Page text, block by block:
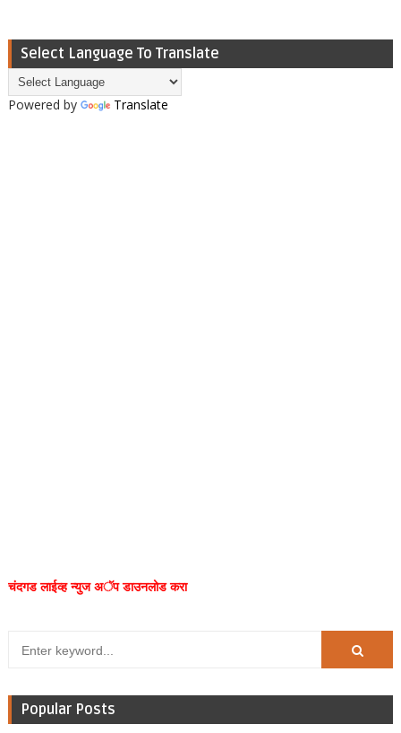
Select Language To Translate
Powered by Translate
चंदगड लाईव्ह न्युज अॅप डाउनलोड करा
Popular Posts